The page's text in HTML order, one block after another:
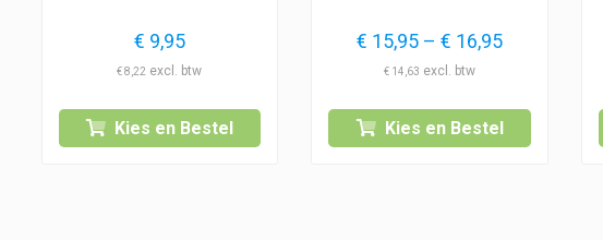
€ 9,95
€8,22
Kies en Bestel
€ 15,95 – € 16,95Prijsklasse:
€ 16,95
€ 14,63
Kies en Bestel